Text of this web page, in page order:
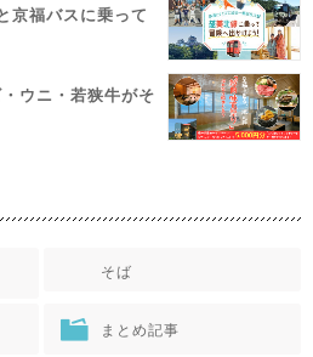
京福バスに乗って
ウニ・若狭牛がそ
そば
まとめ記事